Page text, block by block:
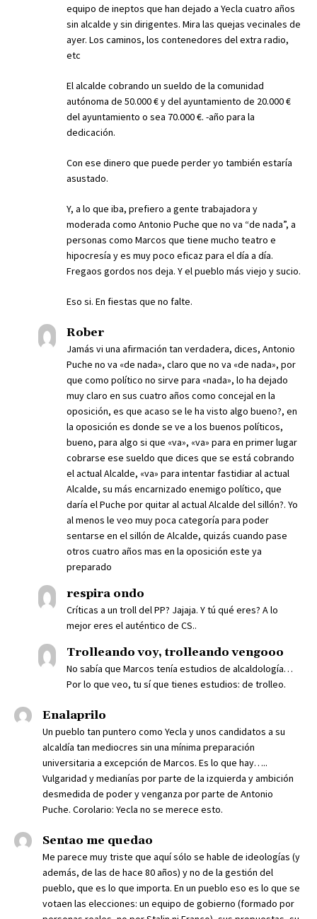
equipo de ineptos que han dejado a Yecla cuatro años
sin alcalde y sin dirigentes. Mira las quejas vecinales de
ayer. Los caminos, los contenedores del extra radio,
etc
El alcalde cobrando un sueldo de la comunidad
autónoma de 50.000 € y del ayuntamiento de 20.000 €
del ayuntamiento o sea 70.000 €. -año para la
dedicación.
Con ese dinero que puede perder yo también estaría
asustado.
Y, a lo que iba, prefiero a gente trabajadora y
moderada como Antonio Puche que no va “de nada”, a
personas como Marcos que tiene mucho teatro e
hipocresía y es muy poco eficaz para el día a día.
Fregaos gordos nos deja. Y el pueblo más viejo y sucio.
Eso si. En fiestas que no falte.
Rober
Jamás vi una afirmación tan verdadera, dices, Antonio
Puche no va «de nada», claro que no va «de nada», por
que como político no sirve para «nada», lo ha dejado
muy claro en sus cuatro años como concejal en la
oposición, es que acaso se le ha visto algo bueno?, en
la oposición es donde se ve a los buenos políticos,
bueno, para algo si que «va», «va» para en primer lugar
cobrarse ese sueldo que dices que se está cobrando
el actual Alcalde, «va» para intentar fastidiar al actual
Alcalde, su más encarnizado enemigo político, que
daría el Puche por quitar al actual Alcalde del sillón?. Yo
al menos le veo muy poca categoría para poder
sentarse en el sillón de Alcalde, quizás cuando pase
otros cuatro años mas en la oposición este ya
preparado
respira ondo
Críticas a un troll del PP? Jajaja. Y tú qué eres? A lo
mejor eres el auténtico de CS..
Trolleando voy, trolleando vengooo
No sabía que Marcos tenía estudios de alcaldología…
Por lo que veo, tu sí que tienes estudios: de trolleo.
Enalaprilo
Un pueblo tan puntero como Yecla y unos candidatos a su
alcaldía tan mediocres sin una mínima preparación
universitaria a excepción de Marcos. Es lo que hay…..
Vulgaridad y medianías por parte de la izquierda y ambición
desmedida de poder y venganza por parte de Antonio
Puche. Corolario: Yecla no se merece esto.
Sentao me quedao
Me parece muy triste que aquí sólo se hable de ideologías (y
además, de las de hace 80 años) y no de la gestión del
pueblo, que es lo que importa. En un pueblo eso es lo que se
votaen las elecciones: un equipo de gobierno (formado por